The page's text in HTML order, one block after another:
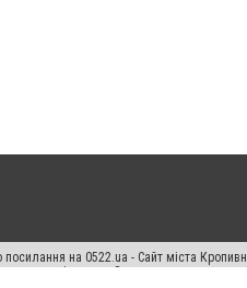
на 0522.ua - Сайт міста
переслідується Законом.